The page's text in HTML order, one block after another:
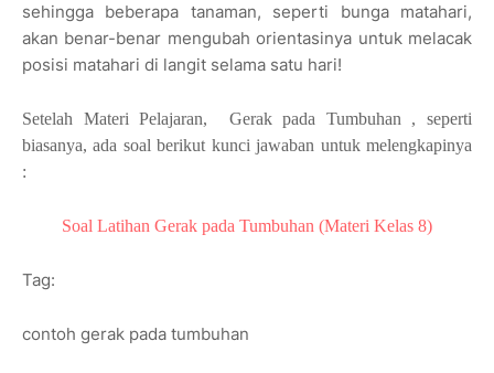
sehingga beberapa tanaman, seperti bunga matahari,
akan benar-benar mengubah orientasinya untuk melacak
posisi matahari di langit selama satu hari!
Setelah Materi Pelajaran, Gerak pada Tumbuhan , seperti
biasanya, ada soal berikut kunci jawaban untuk melengkapinya
:
Soal Latihan Gerak pada Tumbuhan (Materi Kelas 8)
Tag:
contoh gerak pada tumbuhan